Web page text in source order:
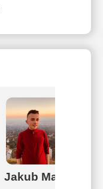
Jakub Mazur